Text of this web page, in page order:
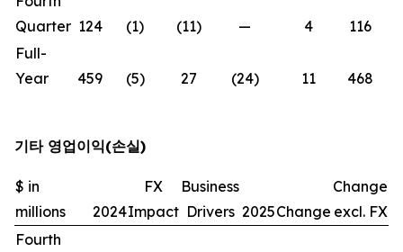
Quarter 124 (1) (11) — 4 116
Full-
Year
459 (5) 27 (24) 11 468
기타 영업이익(손실)
$ in
millions
2024
FX
Impact
Business
Drivers 2025Change
Change
excl. FX
Fourth